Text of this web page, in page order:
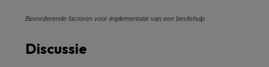
Bevorderende factoren voor implementatie van een beslishulp
Discussie